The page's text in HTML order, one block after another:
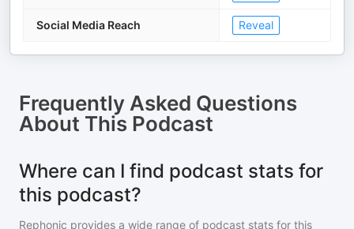
Social Media Reach Reveal
Frequently Asked Questions
About This Podcast
Where can I find podcast stats for
this podcast?
Rephonic provides a wide range of podcast stats for this